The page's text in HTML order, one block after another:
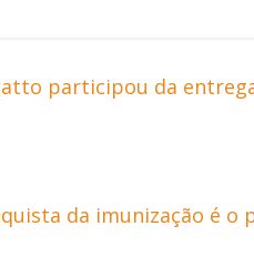
participou da
da imunização é